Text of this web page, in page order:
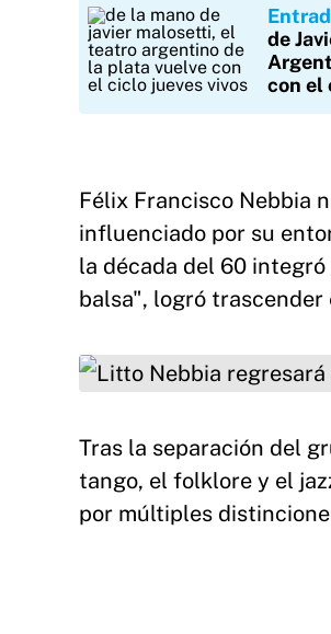
de
con el
Félix Francisco Nebbia
influenciado por su
la década del 60 integró
balsa", logró trascender
Tras la separación del
tango, el folklore y el
por múltiples